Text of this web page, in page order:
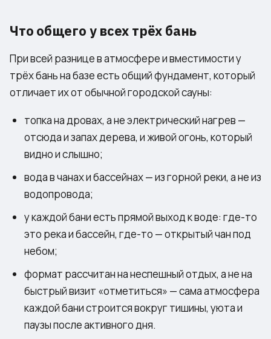
Что общего у всех трёх бань
При всей разнице в атмосфере и вместимости у
трёх бань на базе есть общий фундамент, который
отличает их от обычной городской сауны:
топка на дровах, а не электрический нагрев —
отсюда и запах дерева, и живой огонь, который
видно и слышно;
вода в чанах и бассейнах — из горной реки, а не из
водопровода;
у каждой бани есть прямой выход к воде: где-то
это река и бассейн, где-то — открытый чан под
небом;
формат рассчитан на неспешный отдых, а не на
быстрый визит «отметиться» — сама атмосфера
каждой бани строится вокруг тишины, уюта и
паузы после активного дня.